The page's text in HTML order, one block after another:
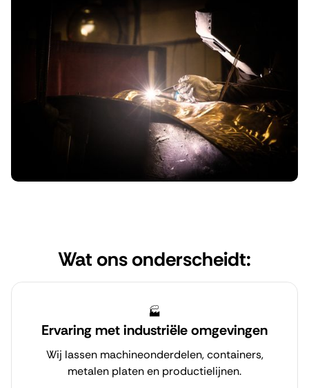
Wat ons onderscheidt:
🏭
Ervaring met industriële omgevingen
Wij lassen machineonderdelen, containers,
metalen platen en productielijnen.